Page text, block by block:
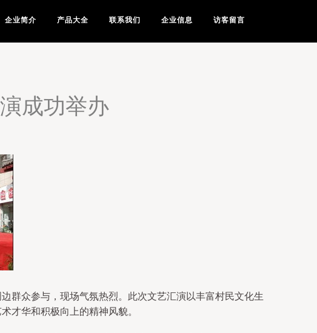
企业简介 产品大全 联系我们 企业信息 访客留言
成功举办
群众参与，现场气氛热烈。此次文艺汇演以丰富村民文化生
才华和积极向上的精神风貌。